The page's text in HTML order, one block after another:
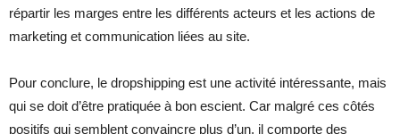
répartir les marges entre les différents acteurs et les actions de
marketing et communication liées au site.
Pour conclure, le dropshipping est une activité intéressante, mais
qui se doit d’être pratiquée à bon escient. Car malgré ces côtés
positifs qui semblent convaincre plus d’un, il comporte des